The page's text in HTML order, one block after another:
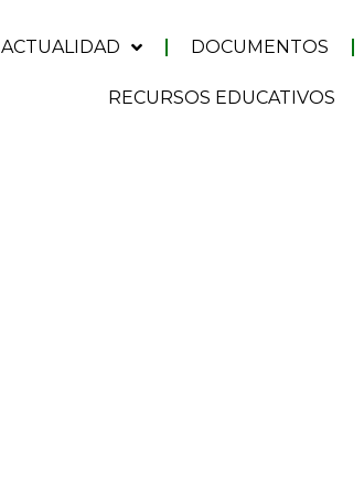
ACTUALIDAD DOCUMENTOS
RECURSOS EDUCATIVOS